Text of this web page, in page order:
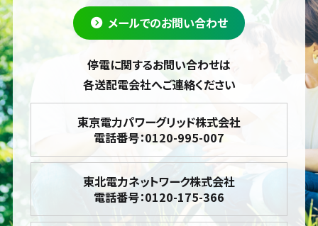
メールでのお問い合わせ
停電に関するお問い合わせは
各送配電会社へご連絡ください
東京電力パワーグリッド株式会社
電話番号：0120-995-007
東北電力ネットワーク株式会社
電話番号：0120-175-366